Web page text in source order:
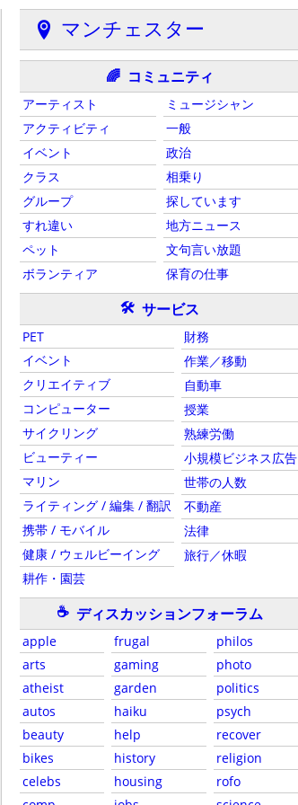
マンチェスター
🌈 コミュニティ
アーティスト
アクティビティ
イベント
クラス
グループ
すれ違い
ペット
ボランティア
ミュージシャン
一般
政治
相乗り
探しています
地方ニュース
文句言い放題
保育の仕事
🛠 サービス
PET
イベント
クリエイティブ
コンピューター
サイクリング
ビューティー
マリン
ライティング / 編集 / 翻訳
携帯 / モバイル
健康 / ウェルビーイング
耕作・園芸
財務
作業／移動
自動車
授業
熟練労働
小規模ビジネス広告
世帯の人数
不動産
法律
旅行／休暇
☕ ディスカッションフォーラム
apple
arts
atheist
autos
beauty
bikes
celebs
frugal
gaming
garden
haiku
help
history
housing
philos
photo
politics
psych
recover
religion
rofo